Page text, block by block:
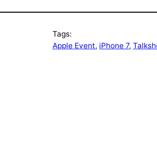
Tags:
Apple Event, iPhone 7,